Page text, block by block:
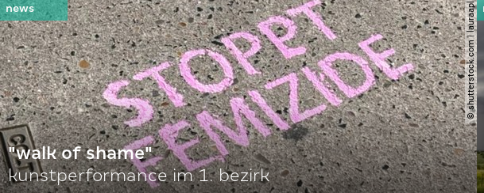
© shutterstock.com | lauraapl
"walk of shame"
kunstperformance im 1. bezirk